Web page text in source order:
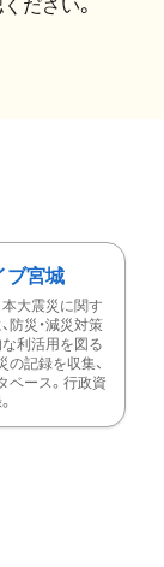
ださい。
ブ宮城
大震災に関す
防災・減災対策
利活用を図る
の記録を収集、
ベース。行政資